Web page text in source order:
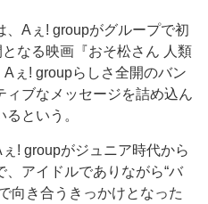
Aぇ! groupがグループで初
なる映画『おそ松さん 人類
ぇ! groupらしさ全開のバン
ィブなメッセージを詰め込ん
という。
! groupがジュニア時代から
アイドルでありながら“バ
向き合うきっかけとなった